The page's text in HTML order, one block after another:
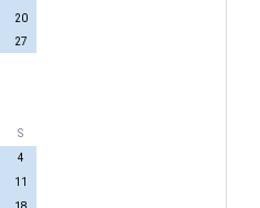
20
27
S
4
11